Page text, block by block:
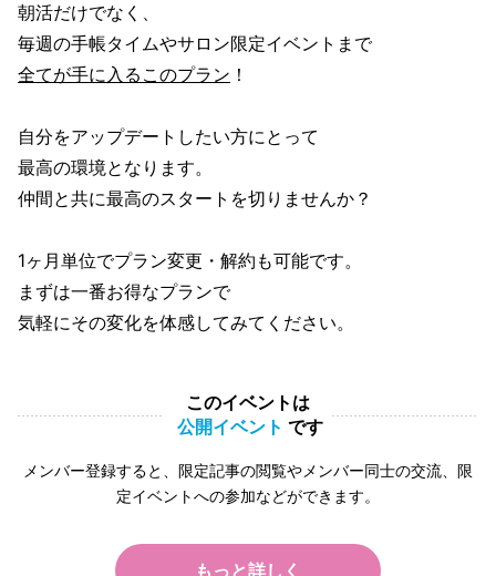
朝活だけでなく、
毎週の手帳タイムやサロン限定イベントまで
全てが手に入るこのプラン ！
自分をアップデートしたい方にとって
最高の環境となります。
仲間と共に最高のスタートを切りませんか？
1ヶ月単位でプラン変更・解約も可能です。
まずは一番お得なプランで
気軽にその変化を体感してみてください。
このイベントは
公開イベント です
メンバー登録すると、限定記事の閲覧やメンバー同士の交流、限
定イベントへの参加などができます。
もっと詳しく